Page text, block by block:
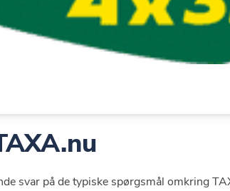
svar på de typiske spørgsmål omkring